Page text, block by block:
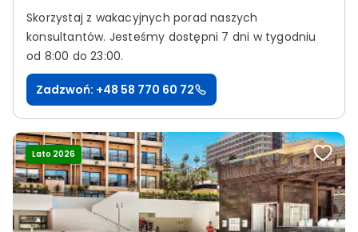
Skorzystaj z wakacyjnych porad naszych
konsultantów. Jesteśmy dostępni 7 dni w tygodniu
od 8:00 do 23:00.
Zadzwoń: +48 58 770 60 72
Lato 2026